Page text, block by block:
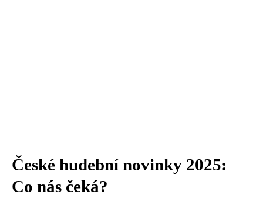
České hudební novinky 2025:
Co nás čeká?